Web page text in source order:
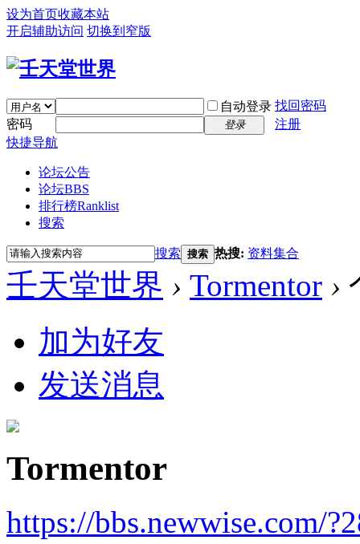
设为首页收藏本站
开启辅助访问 切换到窄版
自动登录 找回密码
密码
登录
注册
快捷导航
论坛公告
论坛BBS
排行榜Ranklist
搜索
搜索 搜索 热搜: 资料集合
壬天堂世界 › Tormentor ›
加为好友
发送消息
Tormentor
https://bbs.newwise.com/